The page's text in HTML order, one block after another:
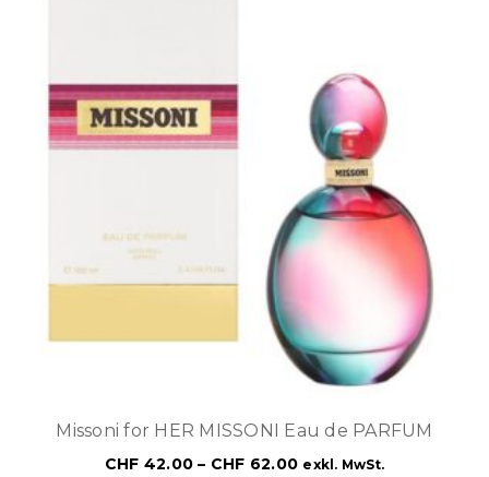
Missoni for HER MISSONI Eau de PARFUM
CHF 42.00 – CHF 62.00 exkl. MwSt.